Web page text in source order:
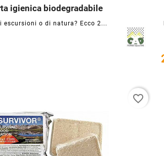
igienica biodegradabile
escursioni o di natura? Ecco 2...
   
favorite_border